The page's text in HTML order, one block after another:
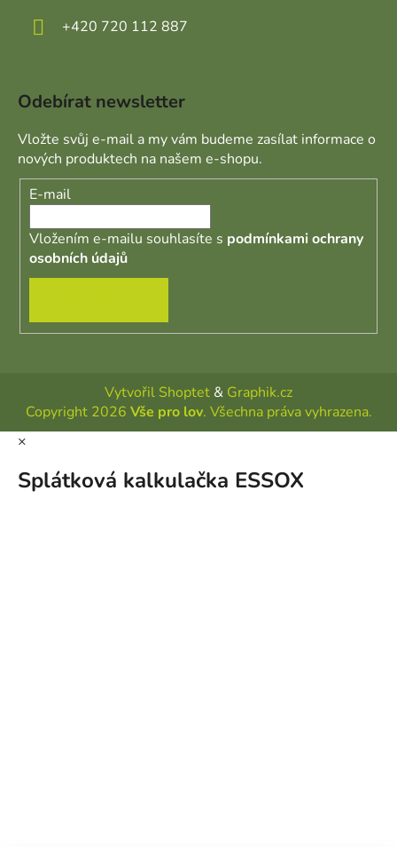
+420 720 112 887
Odebírat newsletter
Vložte svůj e-mail a my vám budeme zasílat informace o
nových produktech na našem e-shopu.
E-mail
Vložením e-mailu souhlasíte s podmínkami ochrany
osobních údajů
Vytvořil Shoptet & Graphik.cz
Copyright 2026 Vše pro lov. Všechna práva vyhrazena.
×
Splátková kalkulačka ESSOX